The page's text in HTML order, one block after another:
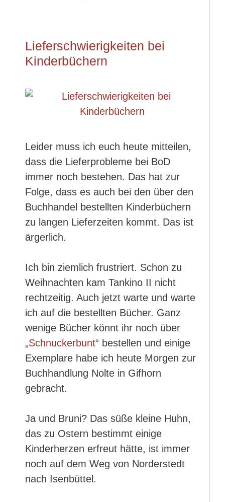
Lieferschwierigkeiten bei
Kinderbüchern
Leider muss ich euch heute mitteilen,
dass die Lieferprobleme bei BoD
immer noch bestehen. Das hat zur
Folge, dass es auch bei den über den
Buchhandel bestellten Kinderbüchern
zu langen Lieferzeiten kommt. Das ist
ärgerlich.
Ich bin ziemlich frustriert. Schon zu
Weihnachten kam Tankino II nicht
rechtzeitig. Auch jetzt warte und warte
ich auf die bestellten Bücher. Ganz
wenige Bücher könnt ihr noch über
„Schnuckerbunt“ bestellen und einige
Exemplare habe ich heute Morgen zur
Buchhandlung Nolte in Gifhorn
gebracht.
Ja und Bruni? Das süße kleine Huhn,
das zu Ostern bestimmt einige
Kinderherzen erfreut hätte, ist immer
noch auf dem Weg von Norderstedt
nach Isenbüttel.